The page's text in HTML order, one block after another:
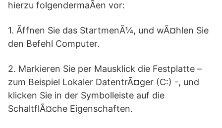
hierzu folgendermaÃen vor:
1. Ãffnen Sie das StartmenÃ¼, und wÃ¤hlen Sie
den Befehl Computer.
2. Markieren Sie per Mausklick die Festplatte –
zum Beispiel Lokaler DatentrÃ¤ger (C:) -, und
klicken Sie in der Symbolleiste auf die
SchaltflÃ¤che Eigenschaften.